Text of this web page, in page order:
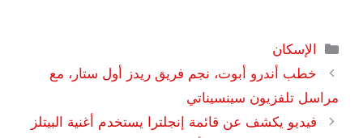
التصنيفات
الإسكان
خطب أندرو أبوت، نجم فريق ريدز أول ستار، مع
مراسل تلفزيون سينسيناتي
فيديو يكشف عن قائمة إنجلترا يستخدم أغنية البيتلز